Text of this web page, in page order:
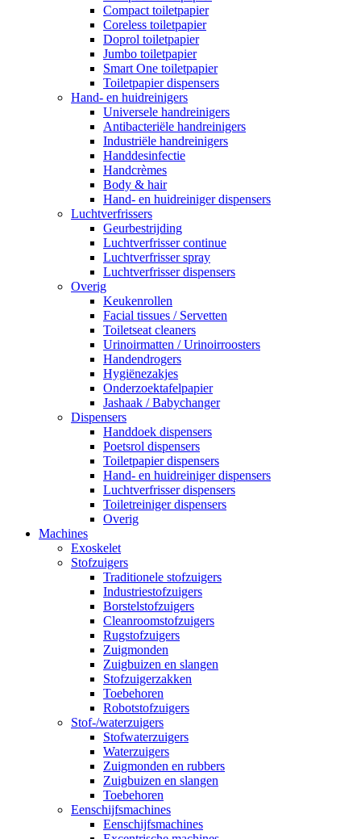
Compact toiletpapier
Coreless toiletpapier
Doprol toiletpapier
Jumbo toiletpapier
Smart One toiletpapier
Toiletpapier dispensers
Hand- en huidreinigers
Universele handreinigers
Antibacteriële handreinigers
Industriële handreinigers
Handdesinfectie
Handcrèmes
Body & hair
Hand- en huidreiniger dispensers
Luchtverfrissers
Geurbestrijding
Luchtverfrisser continue
Luchtverfrisser spray
Luchtverfrisser dispensers
Overig
Keukenrollen
Facial tissues / Servetten
Toiletseat cleaners
Urinoirmatten / Urinoirroosters
Handendrogers
Hygiënezakjes
Onderzoektafelpapier
Jashaak / Babychanger
Dispensers
Handdoek dispensers
Poetsrol dispensers
Toiletpapier dispensers
Hand- en huidreiniger dispensers
Luchtverfrisser dispensers
Toiletreiniger dispensers
Overig
Machines
Exoskelet
Stofzuigers
Traditionele stofzuigers
Industriestofzuigers
Borstelstofzuigers
Cleanroomstofzuigers
Rugstofzuigers
Zuigmonden
Zuigbuizen en slangen
Stofzuigerzakken
Toebehoren
Robotstofzuigers
Stof-/waterzuigers
Stofwaterzuigers
Waterzuigers
Zuigmonden en rubbers
Zuigbuizen en slangen
Toebehoren
Eenschijfsmachines
Eenschijfsmachines